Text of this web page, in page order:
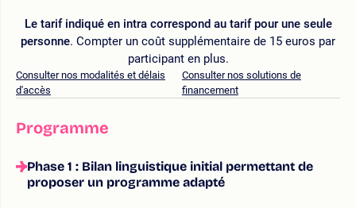
Le tarif indiqué en intra correspond au tarif pour une seule
personne. Compter un coût supplémentaire de 15 euros par
participant en plus.
Consulter nos modalités et délais
d'accès
Consulter nos solutions de
financement
Programme
Phase 1 : Bilan linguistique initial permettant de
proposer un programme adapté